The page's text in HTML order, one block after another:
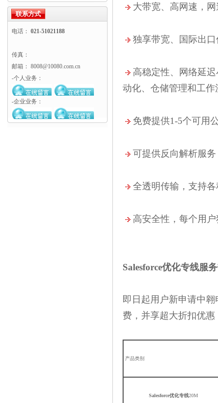
机
联系方式
电话： 021-51021188
传真：
邮箱： 8008@10080.com.cn
-个人业务：
-企业业务：
大带宽、高网速，
独享带宽、国际出
高稳定性、网络延
动化、仓储管理和工作
免费提供1-5个可用
可提供反向解析服
全透明传输，支持
高安全性，每个用
Salesforce优化专线服
即日起用户新申请中翱
费，并享超大折扣优惠
产品类别
Salesforce优化专线20M